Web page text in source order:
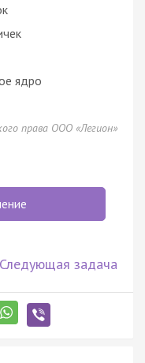
ядро
права ООО «Легион»
Следующая задача